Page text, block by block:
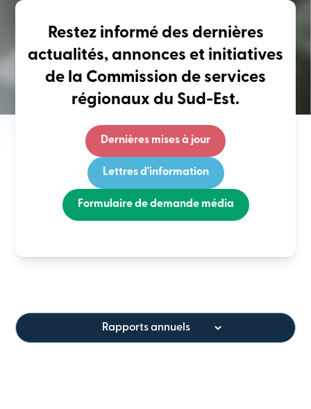
Restez informé des dernières
actualités, annonces et initiatives
de la Commission de services
régionaux du Sud-Est.
Dernières mises à jour
Lettres d'information
Formulaire de demande média